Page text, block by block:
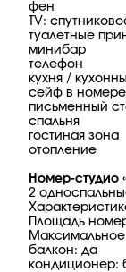
фен
TV:
туалетные
минибар
телефон
кухня /
сейф в номере
письменный
спальня
гостиная зона
отопление
Номер-студио
2
Площадь
Максимальное
балкон: да
кондиционер: